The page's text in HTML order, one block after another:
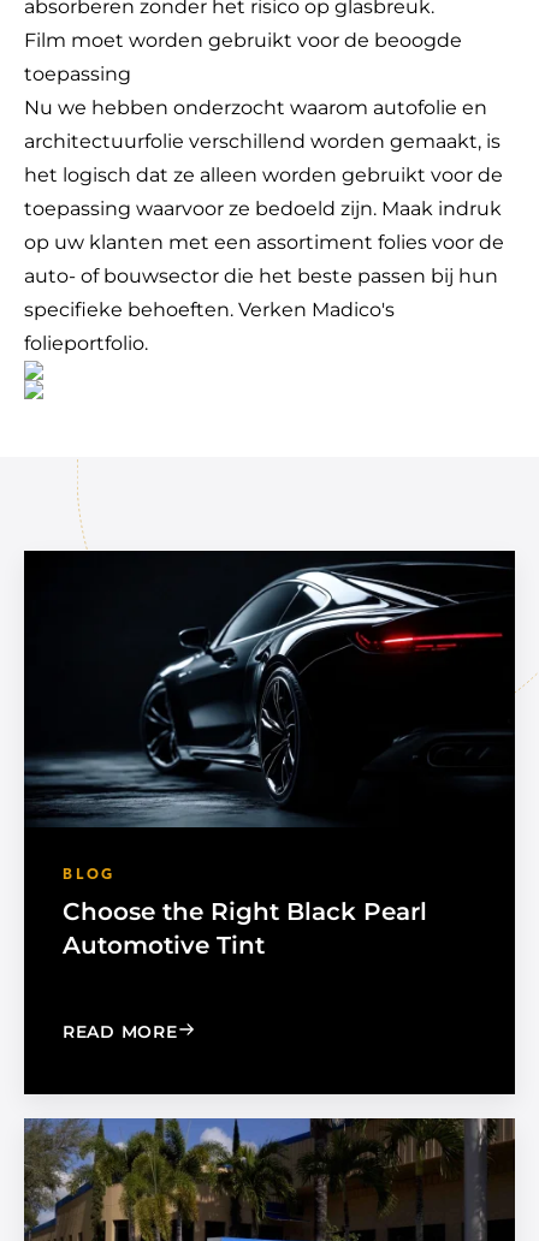
absorberen zonder het risico op glasbreuk.
Film moet worden gebruikt voor de beoogde
toepassing
Nu we hebben onderzocht waarom autofolie en
architectuurfolie verschillend worden gemaakt, is
het logisch dat ze alleen worden gebruikt voor de
toepassing waarvoor ze bedoeld zijn. Maak indruk
op uw klanten met een assortiment folies voor de
auto- of bouwsector die het beste passen bij hun
specifieke behoeften. Verken Madico's
folieportfolio.
BLOG
Choose the Right Black Pearl
Automotive Tint
READ MORE: CHOOSE THE RIGHT BLACK PEARL